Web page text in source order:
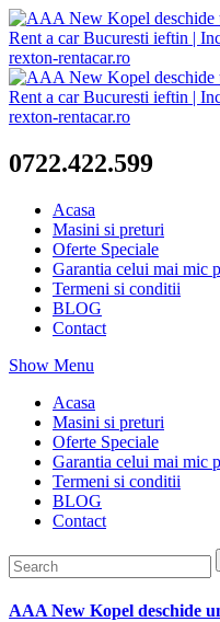
0722.422.599
Acasa
Masini si preturi
Oferte Speciale
Garantia celui mai mic
Termeni si conditii
BLOG
Contact
Show Menu
Acasa
Masini si preturi
Oferte Speciale
Garantia celui mai mic
Termeni si conditii
BLOG
Contact
AAA New Kopel deschide